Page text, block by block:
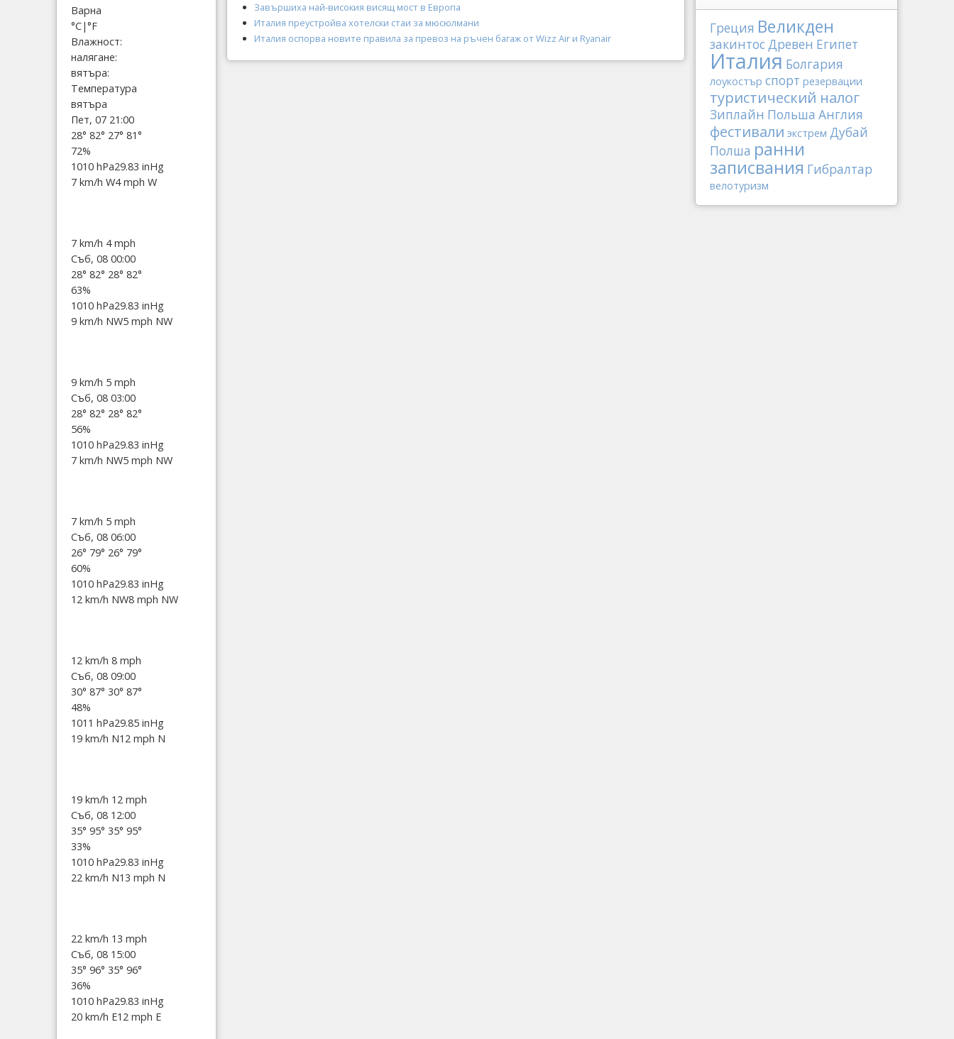
Завършиха най-високия висящ мост в Европа
Италия преустройва хотелски стаи за мюсюлмани
Италия оспорва новите правила за превоз на ръчен багаж от Wizz Air и Ryanair
Варна
°C|°F
Влажност:
налягане:
вятъра:
Температура
вятъра
Пет, 07 21:00
28° 82° 27° 81°
72%
1010 hPa29.83 inHg
7 km/h W4 mph W
7 km/h 4 mph
Съб, 08 00:00
28° 82° 28° 82°
63%
1010 hPa29.83 inHg
9 km/h NW5 mph NW
9 km/h 5 mph
Съб, 08 03:00
28° 82° 28° 82°
56%
1010 hPa29.83 inHg
7 km/h NW5 mph NW
7 km/h 5 mph
Съб, 08 06:00
26° 79° 26° 79°
60%
1010 hPa29.83 inHg
12 km/h NW8 mph NW
12 km/h 8 mph
Съб, 08 09:00
30° 87° 30° 87°
48%
1011 hPa29.85 inHg
19 km/h N12 mph N
19 km/h 12 mph
Съб, 08 12:00
35° 95° 35° 95°
33%
1010 hPa29.83 inHg
22 km/h N13 mph N
22 km/h 13 mph
Съб, 08 15:00
35° 96° 35° 96°
36%
1010 hPa29.83 inHg
20 km/h E12 mph E
Греция Великден
закинтос Древен Египет
Италия Болгария
лоукостър спорт резервации
туристический налог
Зиплайн Польша Англия
фестивали экстрем Дубай
Полша ранни
записвания Гибралтар
велотуризм